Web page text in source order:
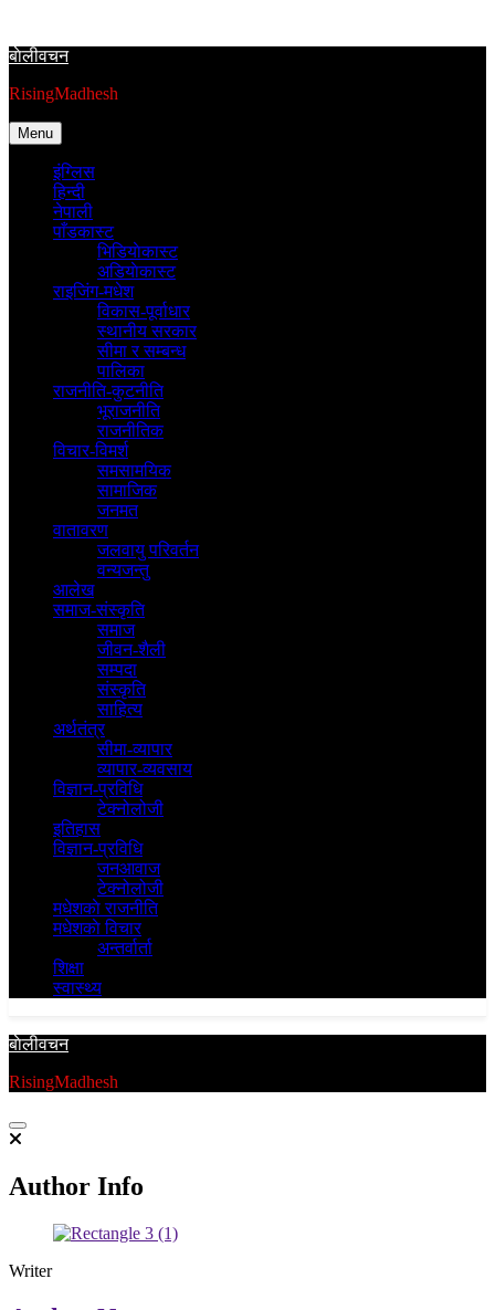
content
बाेलीवचन
RisingMadhesh
Menu
इंग्लिस
हिन्दी
नेपाली
पाँडकास्ट
भिडियाेकास्ट
अडियाेकास्ट
राइजिंग-मधेश
विकास-पूर्वाधार
स्थानीय सरकार
सीमा र सम्बन्ध
पालिका
राजनीति-कुटनीति
भूराजनीति
राजनीतिक
विचार-विमर्श
समसामयिक
सामाजिक
जनमत
वातावरण
जलवायु परिवर्तन
वन्यजन्तु
आलेख
समाज-संस्कृति
समाज
जीवन-शैली
सम्पदा
संस्कृति
साहित्य
अर्थतंत्र
सीमा-व्यापार
व्यापार-व्यवसाय
विज्ञान-प्रविधि
टेक्नोलोजी
इतिहास
विज्ञान-प्रविधि
जनआवाज
टेक्नोलोजी
मधेशकाे राजनीति
मधेशकाे विचार
अन्तर्वार्ता
शिक्षा
स्वास्थ्य
बाेलीवचन
RisingMadhesh
Author Info
Writer